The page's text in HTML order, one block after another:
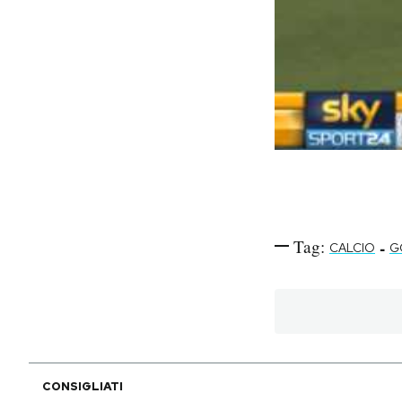
Tag: CALCIO -
CONSIGLIATI